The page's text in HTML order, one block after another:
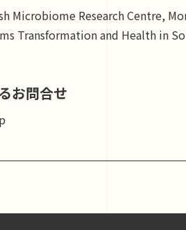
Microbiome Research Centre,
Transformation and Health in
お問合せ